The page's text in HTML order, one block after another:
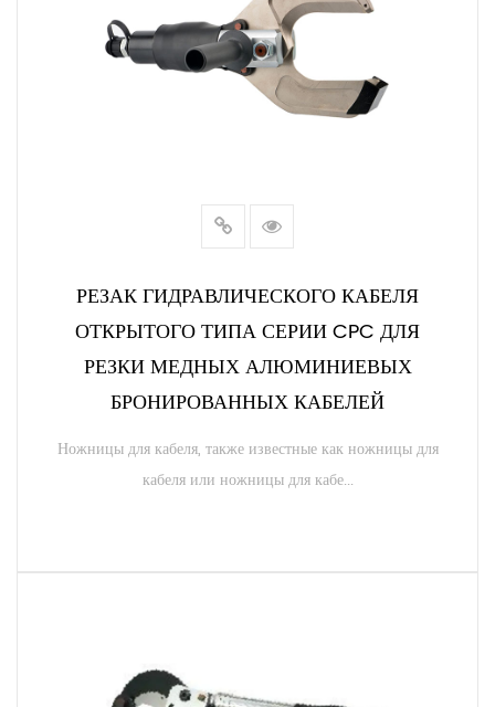
РЕЗАК ГИДРАВЛИЧЕСКОГО КАБЕЛЯ
ОТКРЫТОГО ТИПА СЕРИИ CPC ДЛЯ
РЕЗКИ МЕДНЫХ АЛЮМИНИЕВЫХ
БРОНИРОВАННЫХ КАБЕЛЕЙ
Ножницы для кабеля, также известные как ножницы для
кабеля или ножницы для кабе...